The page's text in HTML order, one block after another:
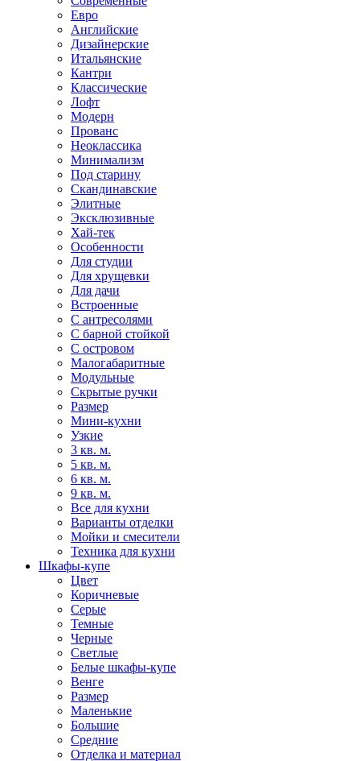
Евро
Английские
Дизайнерские
Итальянские
Кантри
Классические
Лофт
Модерн
Прованс
Неоклассика
Минимализм
Под старину
Скандинавские
Элитные
Эксклюзивные
Хай-тек
Особенности
Для студии
Для хрущевки
Для дачи
Встроенные
С антресолями
С барной стойкой
С островом
Малогабаритные
Модульные
Скрытые ручки
Размер
Мини-кухни
Узкие
3 кв. м.
5 кв. м.
6 кв. м.
9 кв. м.
Все для кухни
Варианты отделки
Мойки и смесители
Техника для кухни
Шкафы-купе
Цвет
Коричневые
Серые
Темные
Черные
Светлые
Белые шкафы-купе
Венге
Размер
Маленькие
Большие
Средние
Отделка и материал